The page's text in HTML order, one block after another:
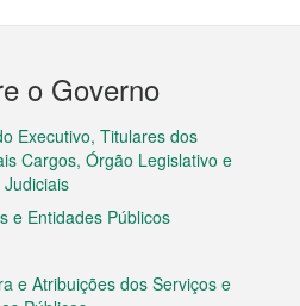
o Governo
Executivo, Titulares dos
Cargos, Órgão Legislativo e
e Entidades Públicos
e Atribuições dos Serviços e